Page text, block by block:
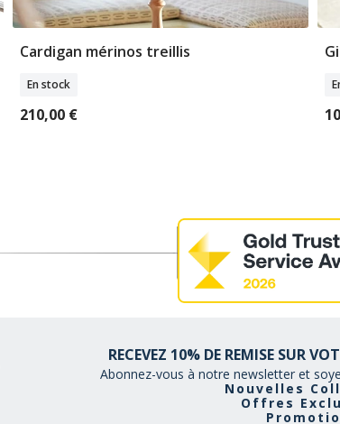
Sélectionner Tailles
Cardigan mérinos treillis
En stock
210,00 €
RECEVEZ 10% DE REMISE SUR
Abonnez-vous à notre newsletter et
Nouvelles
Offres